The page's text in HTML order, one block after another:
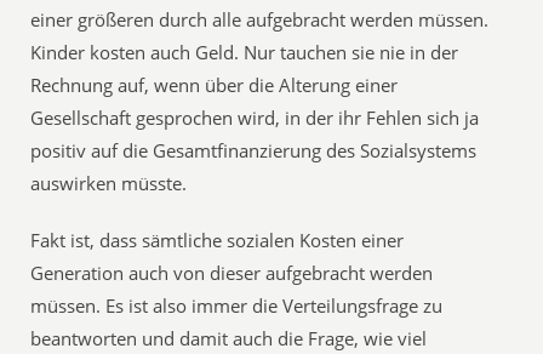
einer größeren durch alle aufgebracht werden müssen.
Kinder kosten auch Geld. Nur tauchen sie nie in der
Rechnung auf, wenn über die Alterung einer
Gesellschaft gesprochen wird, in der ihr Fehlen sich ja
positiv auf die Gesamtfinanzierung des Sozialsystems
auswirken müsste.
Fakt ist, dass sämtliche sozialen Kosten einer
Generation auch von dieser aufgebracht werden
müssen. Es ist also immer die Verteilungsfrage zu
beantworten und damit auch die Frage, wie viel